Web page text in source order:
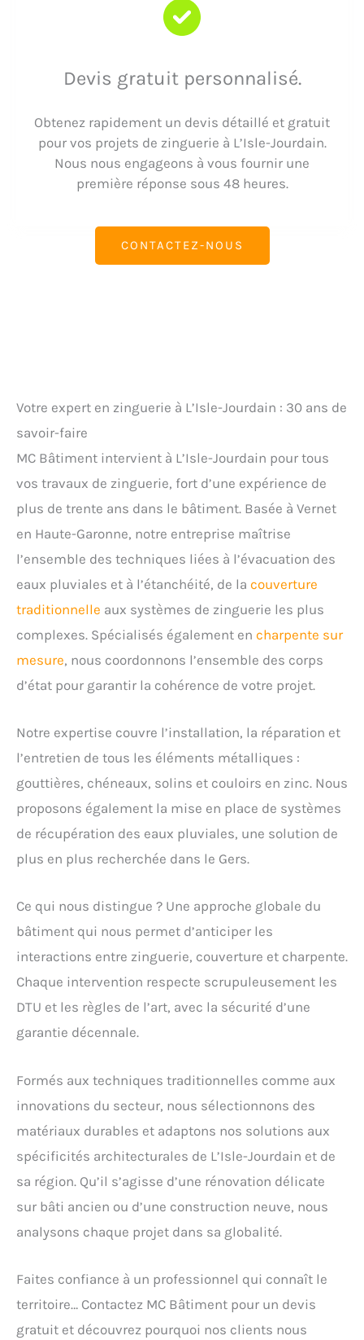
Devis gratuit personnalisé.
Obtenez rapidement un devis détaillé et gratuit
pour vos projets de zinguerie à L’Isle-Jourdain.
Nous nous engageons à vous fournir une
première réponse sous 48 heures.
CONTACTEZ-NOUS
Votre expert en zinguerie à L’Isle-Jourdain : 30 ans de
savoir-faire
MC Bâtiment intervient à L’Isle-Jourdain pour tous
vos travaux de zinguerie, fort d’une expérience de
plus de trente ans dans le bâtiment. Basée à Vernet
en Haute-Garonne, notre entreprise maîtrise
l’ensemble des techniques liées à l’évacuation des
eaux pluviales et à l’étanchéité, de la couverture
traditionnelle aux systèmes de zinguerie les plus
complexes. Spécialisés également en charpente sur
mesure, nous coordonnons l’ensemble des corps
d’état pour garantir la cohérence de votre projet.
Notre expertise couvre l’installation, la réparation et
l’entretien de tous les éléments métalliques :
gouttières, chéneaux, solins et couloirs en zinc. Nous
proposons également la mise en place de systèmes
de récupération des eaux pluviales, une solution de
plus en plus recherchée dans le Gers.
Ce qui nous distingue ? Une approche globale du
bâtiment qui nous permet d’anticiper les
interactions entre zinguerie, couverture et charpente.
Chaque intervention respecte scrupuleusement les
DTU et les règles de l’art, avec la sécurité d’une
garantie décennale.
Formés aux techniques traditionnelles comme aux
innovations du secteur, nous sélectionnons des
matériaux durables et adaptons nos solutions aux
spécificités architecturales de L’Isle-Jourdain et de
sa région. Qu’il s’agisse d’une rénovation délicate
sur bâti ancien ou d’une construction neuve, nous
analysons chaque projet dans sa globalité.
Faites confiance à un professionnel qui connaît le
territoire… Contactez MC Bâtiment pour un devis
gratuit et découvrez pourquoi nos clients nous